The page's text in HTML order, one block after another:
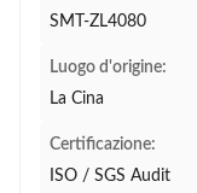
SMT-ZL4080
Luogo d'origine:
La Cina
Certificazione:
ISO / SGS Audit